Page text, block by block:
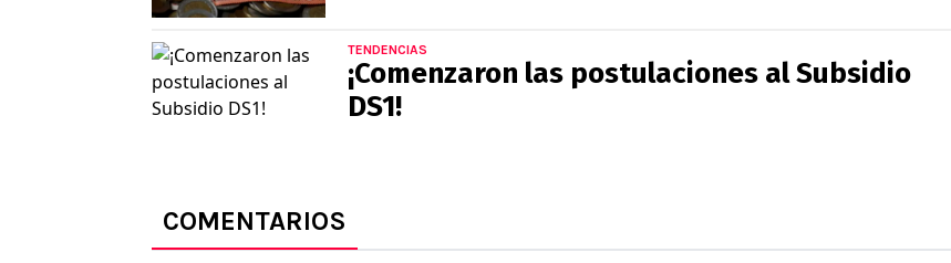
TENDENCIAS
¡Comenzaron las postulaciones al Subsidio
DS1!
COMENTARIOS